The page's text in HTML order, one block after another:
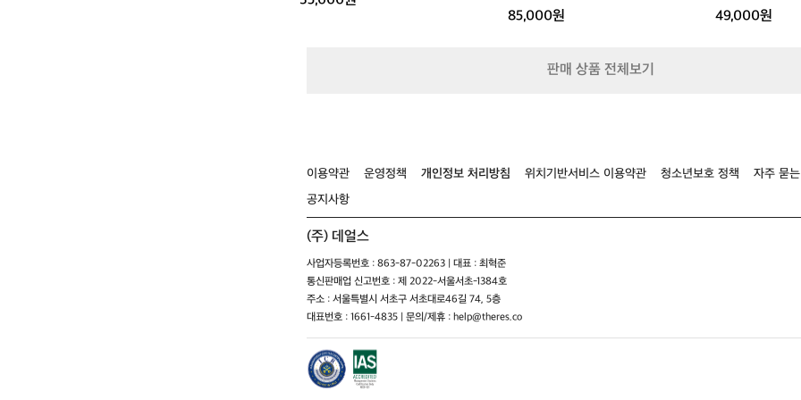
켓85,000원
자49,000원
판매 상품 전체보기
이용약관 운영정책 개인정보 처리방침 위치기반서비스 이용약관 청소년보호 정책
자주 묻
공지사항
(주) 데얼스
사업자등록번호 : 863-87-02263 | 대표 : 최혁준
통신판매업 신고번호 : 제 2022-서울서초-1384호
주소 : 서울특별시 서초구 서초대로46길 74, 5층
대표번호 : 1661-4835 | 문의/제휴 : help@theres.co